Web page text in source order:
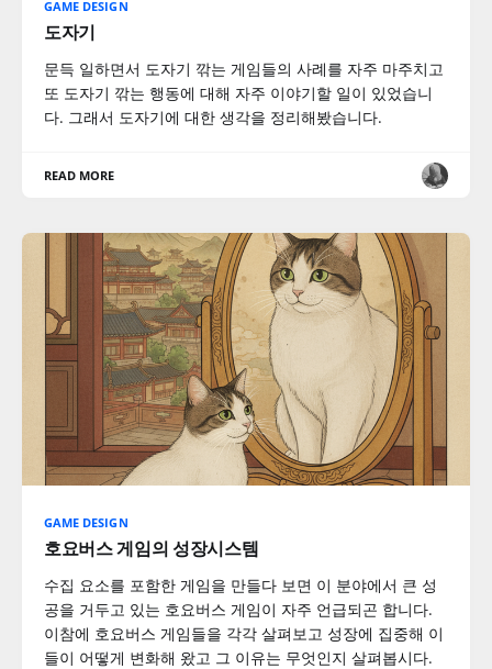
GAME DESIGN
도자기
문득 일하면서 도자기 깎는 게임들의 사례를 자주 마주치고
또 도자기 깎는 행동에 대해 자주 이야기할 일이 있었습니
다. 그래서 도자기에 대한 생각을 정리해봤습니다.
READ MORE
GAME DESIGN
호요버스 게임의 성장시스템
수집 요소를 포함한 게임을 만들다 보면 이 분야에서 큰 성
공을 거두고 있는 호요버스 게임이 자주 언급되곤 합니다.
이참에 호요버스 게임들을 각각 살펴보고 성장에 집중해 이
들이 어떻게 변화해 왔고 그 이유는 무엇인지 살펴봅시다.